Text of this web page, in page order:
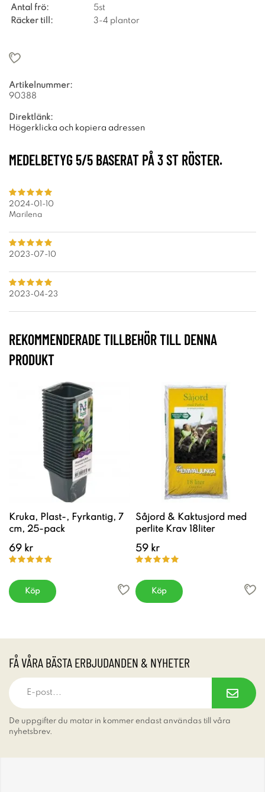
Antal frö:
5st
Räcker till:
3-4 plantor
Artikelnummer:
90388
Direktlänk:
Högerklicka och kopiera adressen
MEDELBETYG 5/5 BASERAT PÅ3ST RÖSTER.
2024-01-10
Marilena
2023-07-10
2023-04-23
REKOMMENDERADE TILLBEHÖR TILL DENNA
PRODUKT
Kruka, Plast-, Fyrkantig, 7
cm, 25-pack
69 kr
Köp
Såjord & Kaktusjord med
perlite Krav 18liter
59 kr
Köp
FÅ VÅRA BÄSTA ERBJUDANDEN & NYHETER
De uppgifter du matar in kommer endast användas till våra
nyhetsbrev.